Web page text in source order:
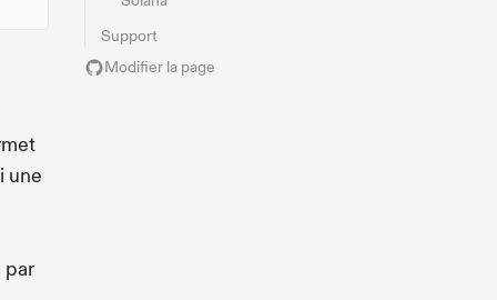
une
par
Support
Modifier la page